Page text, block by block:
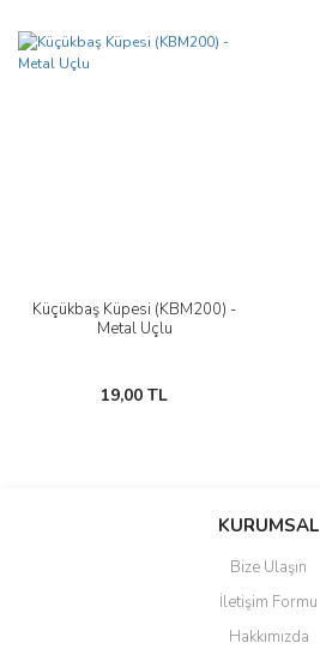
Küçükbaş Küpesi (KBM200) -
Metal Uçlu
19,00 TL
KURUMSAL
Bize Ulaşın
İletişim Formu
Hakkımızda